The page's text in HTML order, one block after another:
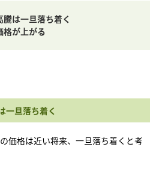
騰は一旦落ち着く
格が上がる
一旦落ち着く
価格は近い将来、一旦落ち着くと考